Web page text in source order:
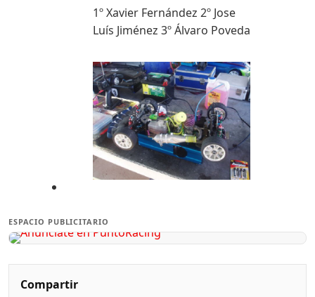
1º Xavier Fernández 2º Jose
Luís Jiménez 3º Álvaro Poveda
ESPACIO PUBLICITARIO
Compartir